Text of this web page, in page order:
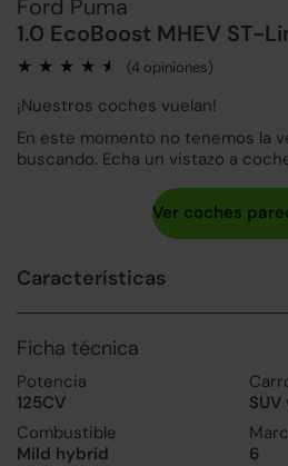
Ford Puma
1.0 EcoBoost MHEV ST-
(4 opiniones)
¡Nuestros coches vuelan!
En este momento no tenemos la
buscando. Echa un vistazo a
Características
Ficha técnica
Potencia
125CV
Combustible
Mild hybrid
6